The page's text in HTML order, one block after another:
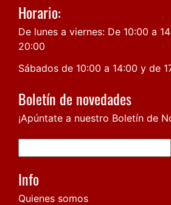
Horario:
De lunes a viernes: De 10:00 a
20:00
Sábados de 10:00 a 14:00 y de
Boletín de novedades
¡Apúntate a nuestro Boletín de
Info
Quienes somos